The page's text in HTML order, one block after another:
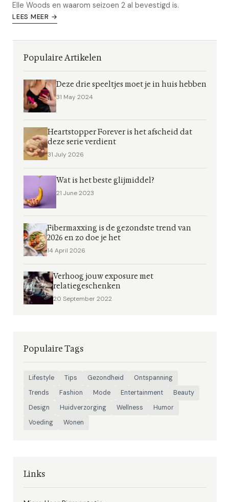
Elle Woods en waarom seizoen 2 al bevestigd is.
LEES MEER →
Populaire Artikelen
Deze drie speeltjes moet je in huis hebben
31 May 2024
Heartstopper Forever is het afscheid dat
deze serie verdient
31 July 2026
Wat is het beste glijmiddel?
21 June 2023
Fibermaxxing is de gezondste trend van
2026 en zo doe je het
14 April 2026
Verhoog jouw exposure met
relatiegeschenken
20 September 2022
Populaire Tags
Lifestyle Tips Gezondheid
Ontspanning
Trends
Fashion Mode Entertainment
Beauty
Design
Huidverzorging Wellness
Humor
Voeding
Wonen
Links